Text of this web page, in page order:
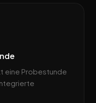
eine Probestunde